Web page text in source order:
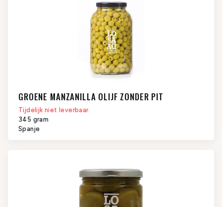
GROENE MANZANILLA OLIJF ZONDER PIT
Tijdelijk niet leverbaar.
345 gram
Spanje